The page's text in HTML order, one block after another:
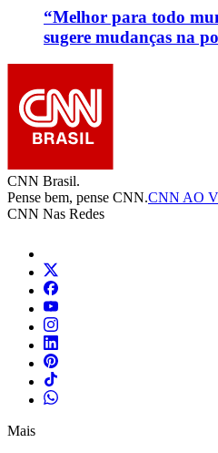
“Melhor para todo
sugere mudanças na
CNN Brasil.
Pense bem, pense CNN.CNN AO
CNN Nas Redes
Mais